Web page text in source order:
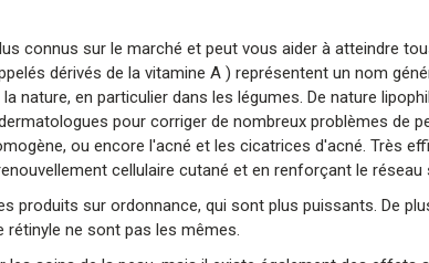
connus sur le marché et peut vous aider à atteindre
dérivés de la vitamine A ) représentent un nom
nature, en particulier dans les légumes. De nature
pour corriger de nombreux problèmes de
ou encore l'acné et les cicatrices d'acné. Très
cellulaire cutané et en renforçant le
produits sur ordonnance, qui sont plus puissants. De
rétinyle ne sont pas les mêmes.